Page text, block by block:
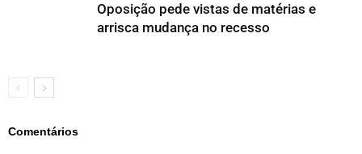
Oposição pede vistas de matérias e
arrisca mudança no recesso
Comentários